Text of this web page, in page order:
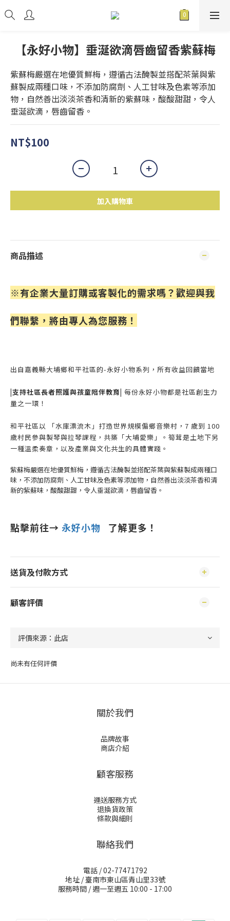
【永好小物】垂涎欲滴唇齒留香紫蘇梅
紫蘇梅嚴選在地優質鮮梅，遵循古法醃製並搭配茶葉與紫
蘇製成兩種口味，不添加防腐劑、人工甘味及色素等添加
物，自然善出淡淡茶香和清新的紫蘇味，酸酸甜甜，令人
垂涎欲滴，唇齒留香。
NT$100
加入購物車
商品描述
※有企業大量訂購或客製化的需求嗎？歡迎與我
們聯繫，將由專人為您服務！
出自嘉義縣大埔鄉和平社區的-永好小物系列，所有收益回饋當地
|支持社區長者照護與孩童陪伴教育| 每份永好小物都是社區創生力
量之一環！
和平社區以 「水庫漂流木」打造世界規模偏鄉音樂村，7 歲到 100
歲村民參與製琴與拉琴課程，共築「大埔愛樂」。筍茸是土地下另
一種溫柔奏章，以及產業與文化共生的具體實踐。
紫蘇梅嚴選在地優質鮮梅，遵循古法醃製並搭配茶葉與紫蘇製成兩種口
味，不添加防腐劑、人工甘味及色素等添加物，自然善出淡淡茶香和清
新的紫蘇味，酸酸甜甜，令人垂涎欲滴，唇齒留香。
點擊前往→ 永好小物 了解更多！
送貨及付款方式
顧客評價
尚未有任何評價
關於我們
品牌故事
商店介紹
顧客服務
運送服務方式
退換貨政策
條款與細則
聯絡我們
電話 / 02-77471792
地址 / 臺南市東山區青山里33號
服務時間 / 週一至週五 10:00 - 17:00